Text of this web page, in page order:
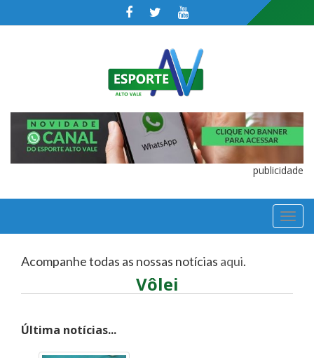
publicidade
Acompanhe todas as nossas notícias aqui.
Vôlei
Última notícias...